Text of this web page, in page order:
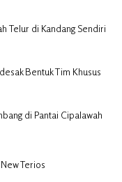
Telur di Kandang Sendiri
Bentuk Tim Khusus
di Pantai Cipalawah
Terios